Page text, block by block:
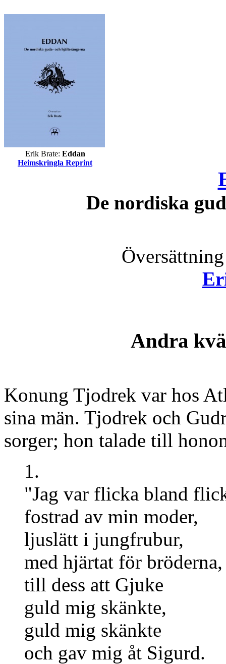
Erik Brate: Eddan
Heimskringla Reprint
De nordiska
Andra
Konung Tjodrek var hos
sina män. Tjodrek och
sorger; hon talade till
1.
"Jag var flicka bland
fostrad av min moder,
ljuslätt i jungfrubur,
med hjärtat för bröderna,
till dess att Gjuke
guld mig skänkte,
guld mig skänkte
och gav mig åt Sigurd.